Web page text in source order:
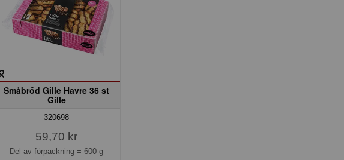
Småbröd Gille Havre 36 st
Gille
320698
59,70 kr
Del av förpackning =600 g